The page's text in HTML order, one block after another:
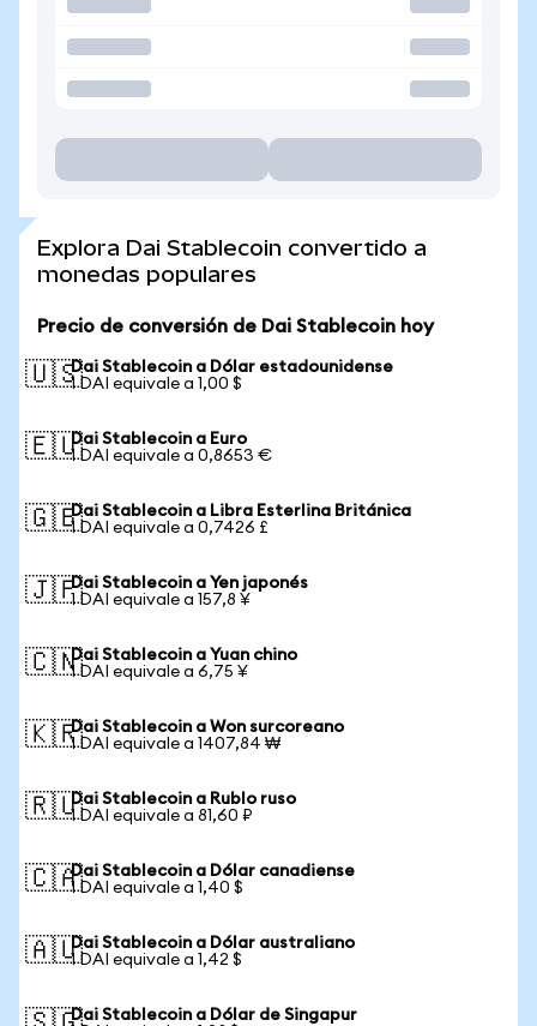
Explora Dai Stablecoin convertido a
monedas populares
Precio de conversión de Dai Stablecoin hoy
🇺🇸Dai Stablecoin a Dólar estadounidense
1 DAI equivale a 1,00 $
🇪🇺Dai Stablecoin a Euro
1 DAI equivale a 0,8653 €
🇬🇧Dai Stablecoin a Libra Esterlina Británica
1 DAI equivale a 0,7426 £
🇯🇵Dai Stablecoin a Yen japonés
1 DAI equivale a 157,8 ¥
🇨🇳Dai Stablecoin a Yuan chino
1 DAI equivale a 6,75 ¥
🇰🇷Dai Stablecoin a Won surcoreano
1 DAI equivale a 1407,84 ₩
🇷🇺Dai Stablecoin a Rublo ruso
1 DAI equivale a 81,60 ₽
🇨🇦Dai Stablecoin a Dólar canadiense
1 DAI equivale a 1,40 $
🇦🇺Dai Stablecoin a Dólar australiano
1 DAI equivale a 1,42 $
Dai Stablecoin a Dólar de Singapur